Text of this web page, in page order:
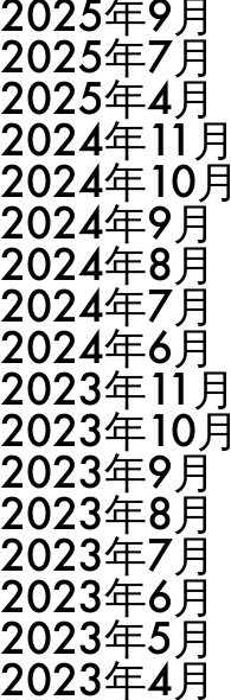
2025年9月
2025年7月
2025年4月
2024年11月
2024年10月
2024年9月
2024年8月
2024年7月
2024年6月
2023年11月
2023年10月
2023年9月
2023年8月
2023年7月
2023年6月
2023年5月
2023年4月